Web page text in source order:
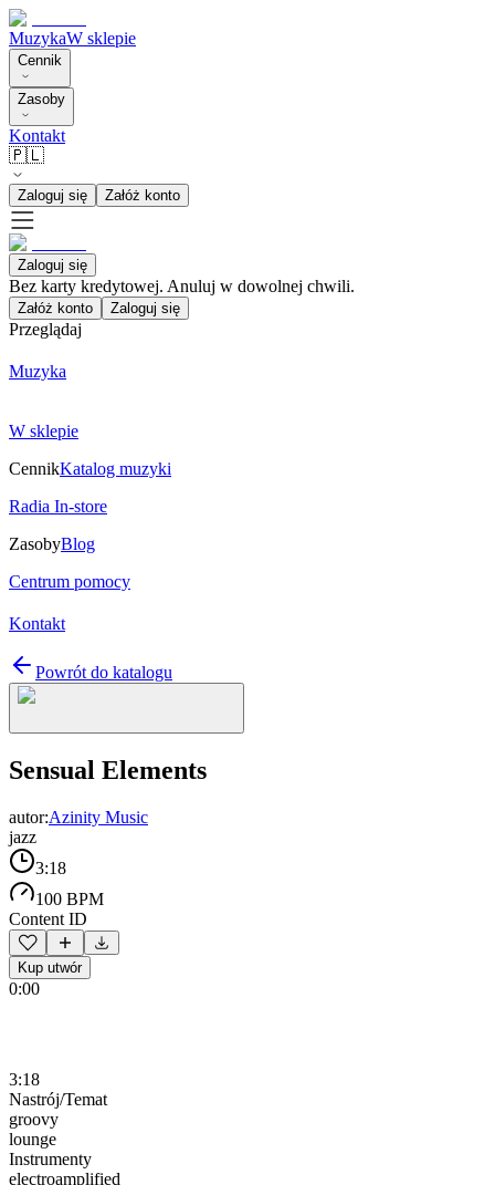
MuzykaW sklepie
Cennik
Zasoby
Kontakt
🇵🇱
Zaloguj się Załóż konto
Zaloguj się
Bez karty kredytowej. Anuluj w dowolnej chwili.
Załóż konto Zaloguj się
Przeglądaj
Muzyka
W sklepie
CennikKatalog muzyki
Radia In-store
ZasobyBlog
Centrum pomocy
Kontakt
Powrót do katalogu
Sensual Elements
autor:Azinity Music
jazz
3:18
100 BPM
Content ID
Kup utwór
0:00
3:18
Nastrój/Temat
groovy
lounge
Instrumenty
electroamplified